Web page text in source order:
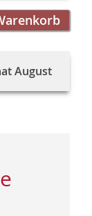
August